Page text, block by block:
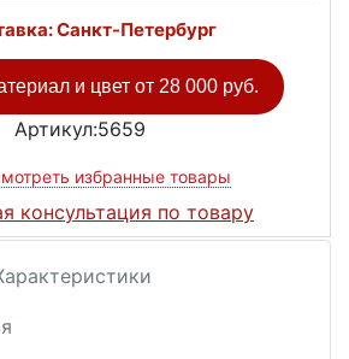
Санкт-Петербург
и цвет от 28 000 руб.
Артикул:5659
избранные товары
консультация по товару